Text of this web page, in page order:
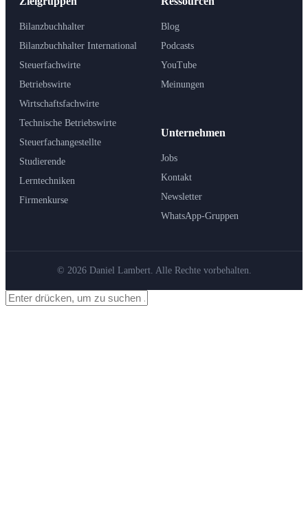
Bilanzbuchhalter
Bilanzbuchhalter International
Steuerfachwirte
Betriebswirte
Wirtschaftsfachwirte
Technische Betriebswirte
Steuerfachangestellte
Studierende
Lerntechniken
Firmenkurse
Blog
Podcasts
YouTube
Meinungen
Unternehmen
Jobs
Kontakt
Newsletter
WhatsApp-Gruppen
© 2026 Daniel Lambert. Alle Rechte vorbehalten.